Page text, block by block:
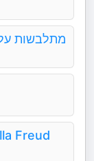
מתלבשות
Freud